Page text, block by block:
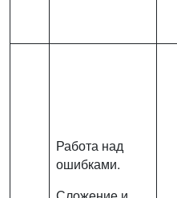
Работа над
ошибками.